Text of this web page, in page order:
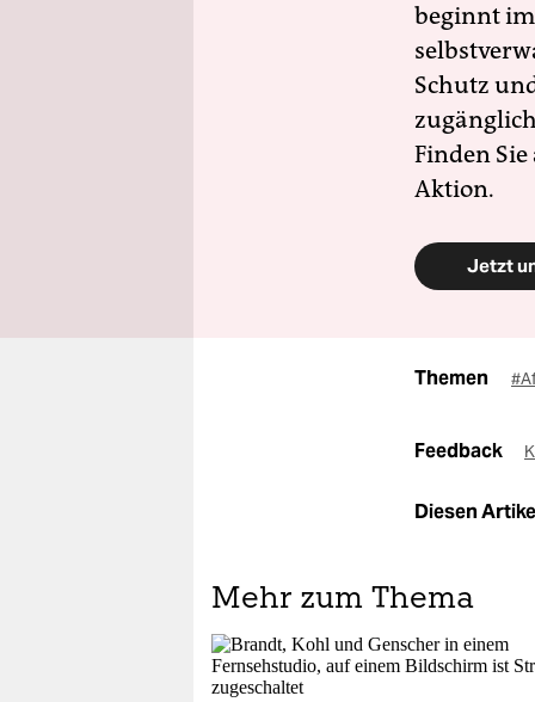
beginnt
Schutz
Finden
Aktion.
Jetzt
Themen
Feedback
Diesen
Mehr zum Thema